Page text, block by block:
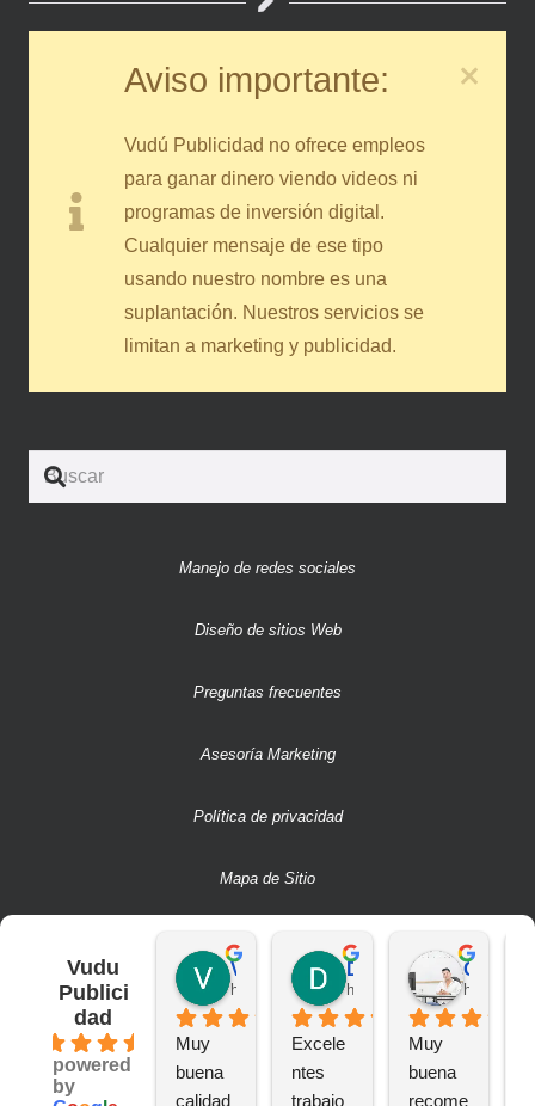
Aviso importante:
Vudú Publicidad no ofrece empleos
para ganar dinero viendo videos ni
programas de inversión digital.
Cualquier mensaje de ese tipo
usando nuestro nombre es una
suplantación. Nuestros servicios se
limitan a marketing y publicidad.
Manejo de redes sociales
Diseño de sitios Web
Preguntas frecuentes
Asesoría Marketing
Política de privacidad
Mapa de Sitio
Vudu
Publici
dad
powered
by
hace 2 años
Muy
buena
calidad
hace 2 años
Excele
ntes
trabajo
hace 2
Muy
buena
recome